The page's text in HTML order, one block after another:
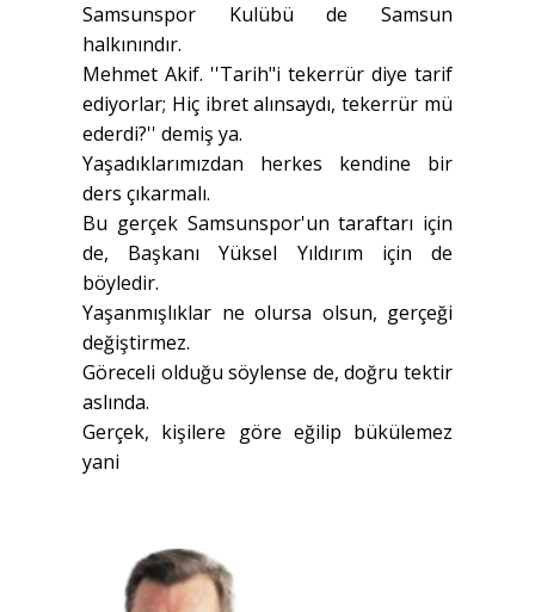
Samsunspor Kulübü de Samsun
halkınındır.
Mehmet Akif. ''Tarih"i tekerrür diye tarif
ediyorlar; Hiç ibret alınsaydı, tekerrür mü
ederdi?'' demiş ya.
Yaşadıklarımızdan herkes kendine bir
ders çıkarmalı.
Bu gerçek Samsunspor'un taraftarı için
de, Başkanı Yüksel Yıldırım için de
böyledir.
Yaşanmışlıklar ne olursa olsun, gerçeği
değiştirmez.
Göreceli olduğu söylense de, doğru tektir
aslında.
Gerçek, kişilere göre eğilip bükülemez
yani